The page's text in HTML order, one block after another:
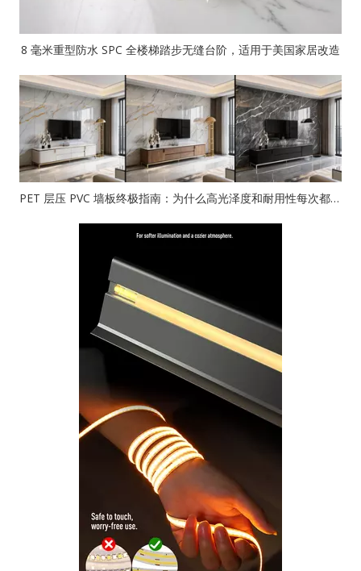
8 毫米重型防水 SPC 全楼梯踏步无缝台阶，适用于美国家居改造
PET 层压 PVC 墙板终极指南：为什么高光泽度和耐用性每次都会获胜